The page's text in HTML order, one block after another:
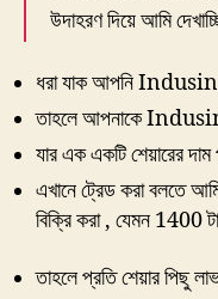
উদাহরণ দিয়ে আমি
ধরা যাক আপনি
তাহলে আপনাকে
যার এক একটি শেয়ারের
এখানে ট্রেড করা বলতে আমি
বিক্রি করা , যেমন 1400
তাহলে প্রতি শেয়ার